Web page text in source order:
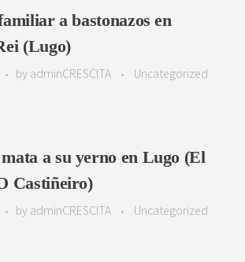
a bastonazos en
(Lugo)
by adminCRESCITA Uncategorized
a su yerno en Lugo (El
Castiñeiro)
by adminCRESCITA Uncategorized